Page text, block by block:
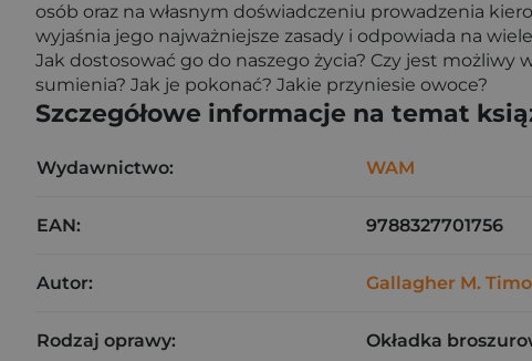
osób oraz na własnym doświadczeniu prowadzenia
wyjaśnia jego najważniejsze zasady i odpowiada na
Jak dostosować go do naszego życia? Czy jest
sumienia? Jak je pokonać? Jakie przyniesie owoce?
Szczegółowe informacje na temat
Wydawnictwo: WAM
EAN: 9788327701756
Autor: Gallagher M.
Rodzaj oprawy: Okładka